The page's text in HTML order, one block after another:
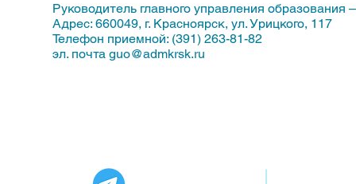
Руководитель главного управления
Адрес: 660049, г. Красноярск, ул. Урицкого, 117
Телефон приемной: (391) 263-81-82
​эл. почта guo@admkrsk.ru